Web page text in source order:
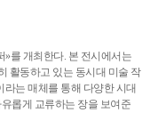
»를 개최한다. 본 전시에서는
활동하고 있는 동시대 미술 작
라는 매체를 통해 다양한 시대
롭게 교류하는 장을 보여준